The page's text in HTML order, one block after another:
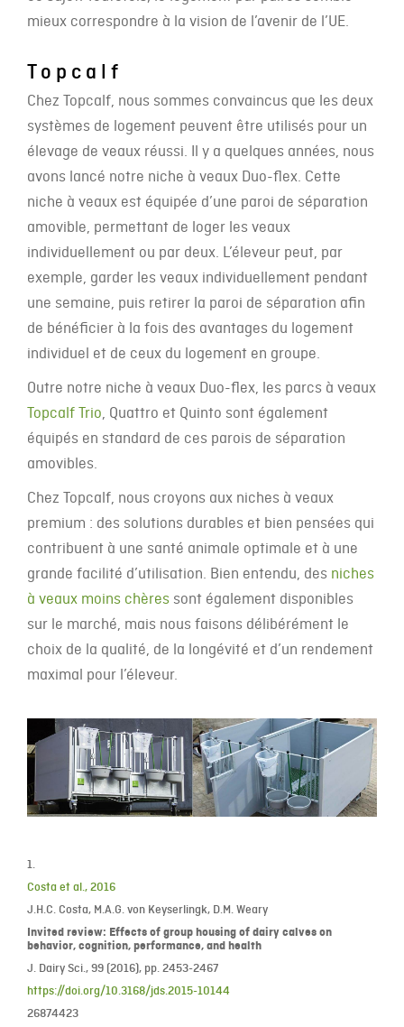
mieux correspondre à la vision de l’avenir de l’UE.
Topcalf
Chez Topcalf, nous sommes convaincus que les deux
systèmes de logement peuvent être utilisés pour un
élevage de veaux réussi. Il y a quelques années, nous
avons lancé notre niche à veaux Duo-flex. Cette
niche à veaux est équipée d’une paroi de séparation
amovible, permettant de loger les veaux
individuellement ou par deux. L’éleveur peut, par
exemple, garder les veaux individuellement pendant
une semaine, puis retirer la paroi de séparation afin
de bénéficier à la fois des avantages du logement
individuel et de ceux du logement en groupe.
Outre notre niche à veaux Duo-flex, les parcs à veaux
Topcalf Trio, Quattro et Quinto sont également
équipés en standard de ces parois de séparation
amovibles.
Chez Topcalf, nous croyons aux niches à veaux
premium : des solutions durables et bien pensées qui
contribuent à une santé animale optimale et à une
grande facilité d’utilisation. Bien entendu, des niches
à veaux moins chères sont également disponibles
sur le marché, mais nous faisons délibérément le
choix de la qualité, de la longévité et d’un rendement
maximal pour l’éleveur.
1.
Costa et al., 2016
J.H.C. Costa, M.A.G. von Keyserlingk, D.M. Weary
Invited review: Effects of group housing of dairy calves on
behavior, cognition, performance, and health
J. Dairy Sci., 99 (2016), pp. 2453-2467
https://doi.org/10.3168/jds.2015-10144
26874423